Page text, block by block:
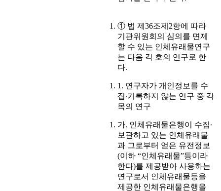
① 법 제36조제2항에 따라
기관위원회의 심의를 면제
할 수 있는 인체유래물연구
는 다음 각 호의 연구로 한
다.
1. 연구자가 개인정보를 수
집∙기록하지 않는 연구 중 각
목의 연구
가. 인체유래물은행이 수집∙
보관하고 있는 인체유래물
과 그로부터 얻은 유전정보
(이하 “인체유래물”등이라
한다)를 제공받아 사용하는
연구로서 인체유래물등을
제공한 인체유래물은행을